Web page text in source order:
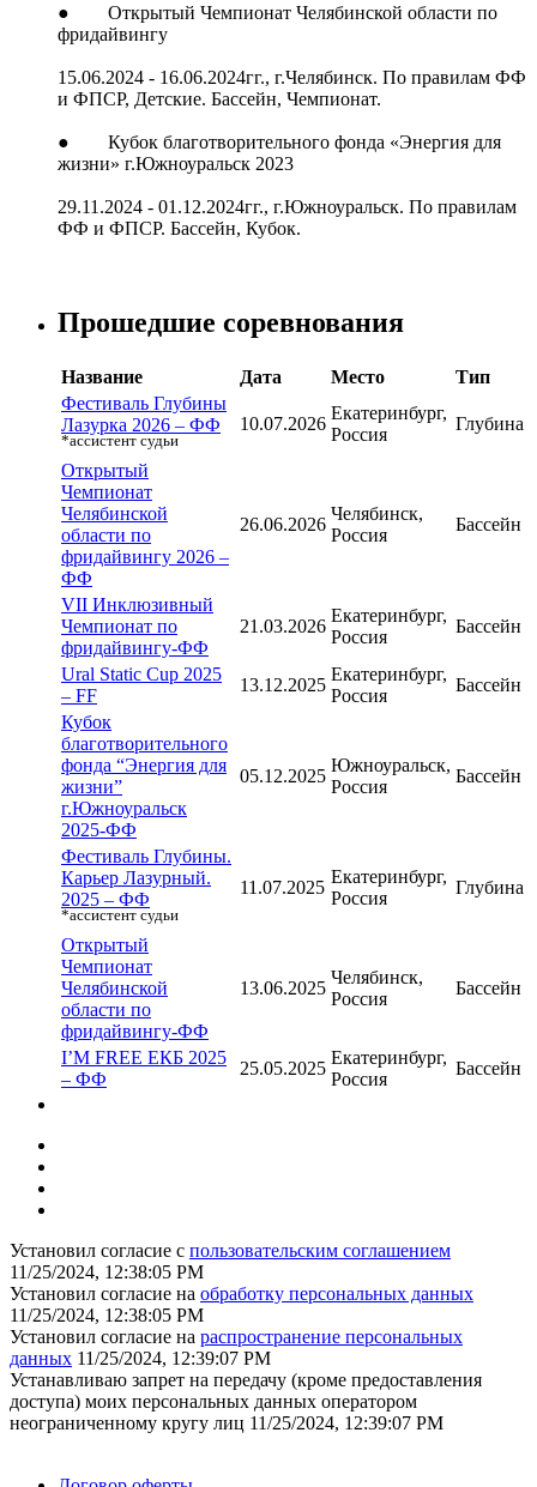
● Открытый Чемпионат Челябинской области по
фридайвингу
15.06.2024 - 16.06.2024гг., г.Челябинск. По правилам ФФ
и ФПСР, Детские. Бассейн, Чемпионат.
● Кубок благотворительного фонда «Энергия для
жизни» г.Южноуральск 2023
29.11.2024 - 01.12.2024гг., г.Южноуральск. По правилам
ФФ и ФПСР. Бассейн, Кубок.
Прошедшие соревнования
Название Дата Место
Тип
Фестиваль Глубины
Лазурка 2026 – ФФ
*ассистент судьи
10.07.2026
Екатеринбург,
Россия
Глубина
Открытый
Чемпионат
Челябинской
области по
фридайвингу 2026 –
ФФ
26.06.2026
Челябинск,
Россия
Бассейн
VII Инклюзивный
Чемпионат по
фридайвингу-ФФ
21.03.2026
Екатеринбург,
Россия
Бассейн
Ural Static Cup 2025
– FF
13.12.2025
Екатеринбург,
Россия
Бассейн
Кубок
благотворительного
фонда “Энергия для
жизни”
г.Южноуральск
2025-ФФ
05.12.2025
Южноуральск,
Россия
Бассейн
Фестиваль Глубины.
Карьер Лазурный.
2025 – ФФ
*ассистент судьи
11.07.2025
Екатеринбург,
Россия
Глубина
Открытый
Чемпионат
Челябинской
области по
фридайвингу-ФФ
13.06.2025
Челябинск,
Россия
Бассейн
I’M FREE ЕКБ 2025
– ФФ
25.05.2025
Екатеринбург,
Россия
Бассейн
Установил согласие с пользовательским соглашением
11/25/2024, 12:38:05 PM
Установил согласие на обработку персональных данных
11/25/2024, 12:38:05 PM
Установил согласие на распространение персональных
данных 11/25/2024, 12:39:07 PM
Устанавливаю запрет на передачу (кроме предоставления
доступа) моих персональных данных оператором
неограниченному кругу лиц 11/25/2024, 12:39:07 PM